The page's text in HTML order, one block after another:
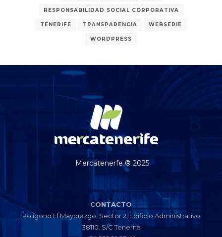
RESPONSABILIDAD SOCIAL CORPORATIVA
TENERIFE TRANSPARENCIA WEBSERIE
WORDPRESS
Mercatenerfe ® 2025
CONTACTO
Polígono El Mayorazgo, Sector 2, Edificio Administrativo
38110. S/C Tenerife